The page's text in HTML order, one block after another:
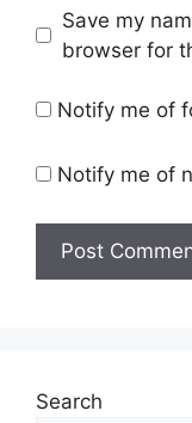
Save my
browser for
Notify me of
Notify me of
Search